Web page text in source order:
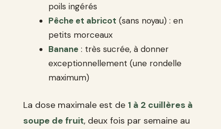
poils ingérés
Pêche et abricot (sans noyau) : en
petits morceaux
Banane : très sucrée, à donner
exceptionnellement (une rondelle
maximum)
La dose maximale est de 1 à 2 cuillères à
soupe de fruit, deux fois par semaine au